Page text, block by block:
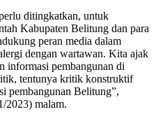
ditingkatkan, untuk
Kabupaten Belitung dan para
peran media dalam
dengan wartawan. Kita ajak
informasi pembangunan di
tentunya kritik konstruktif
pembangunan Belitung”,
2023) malam.